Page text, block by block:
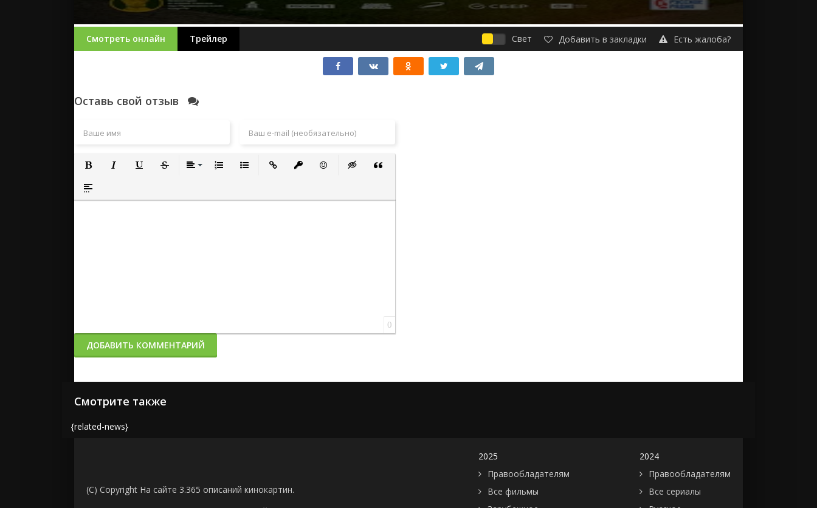
Смотреть онлайн Трейлер Свет Добавить в закладки Есть жалоба?
Оставь свой отзыв
Полужирный
Вставка спойлера
0
ДОБАВИТЬ КОММЕНТАРИЙ
Смотрите также
{related-news}
(C) Copyright На сайте 3.365 описаний кинокартин.
2025
Правообладателям
Все фильмы
2024
Правообладателям
Все сериалы